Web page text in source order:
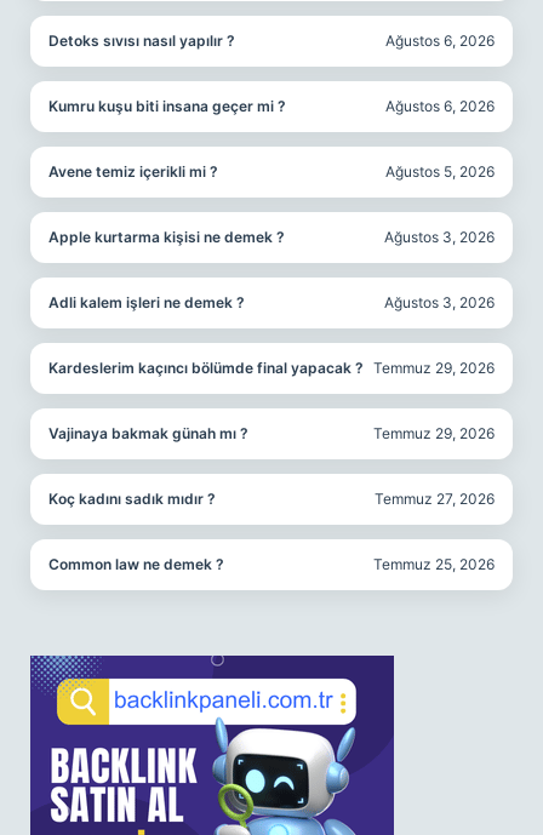
Detoks sıvısı nasıl yapılır ? Ağustos 6, 2026
Kumru kuşu biti insana geçer mi ? Ağustos 6, 2026
Avene temiz içerikli mi ? Ağustos 5, 2026
Apple kurtarma kişisi ne demek ? Ağustos 3, 2026
Adli kalem işleri ne demek ? Ağustos 3, 2026
Kardeslerim kaçıncı bölümde final yapacak ? Temmuz 29, 2026
Vajinaya bakmak günah mı ? Temmuz 29, 2026
Koç kadını sadık mıdır ? Temmuz 27, 2026
Common law ne demek ? Temmuz 25, 2026